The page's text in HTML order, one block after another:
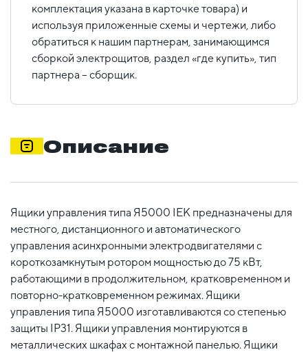
комплектация указана в карточке товара) и
используя приложенные схемы и чертежи, либо
обратиться к нашим партнерам, занимающимся
сборкой электрощитов, раздел «где купить», тип
партнера – сборщик.
Описание
Ящики управления типа Я5000 IEK предназначены для
местного, дистанционного и автоматического
управления асинхронными электродвигателями с
короткозамкнутым ротором мощностью до 75 кВт,
работающими в продолжительном, кратковременном и
повторно-кратковременном режимах. Ящики
управления типа Я5000 изготавливаются со степенью
защиты IP31. Ящики управления монтируются в
металлических шкафах с монтажной панелью. Ящики